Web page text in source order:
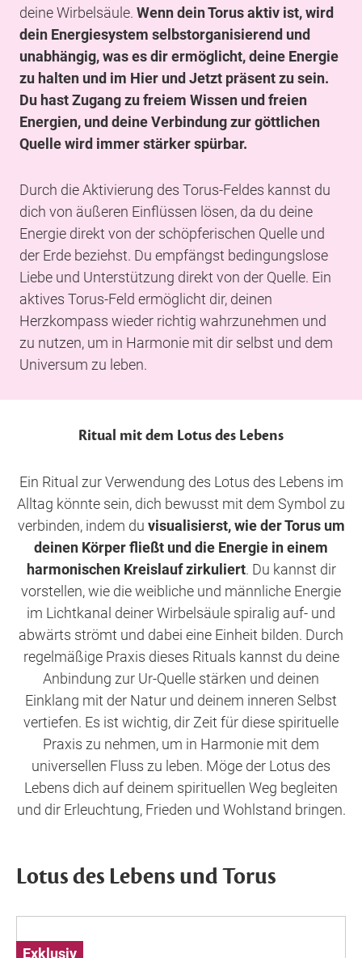
deine Wirbelsäule. Wenn dein Torus aktiv ist, wird
dein Energiesystem selbstorganisierend und
unabhängig, was es dir ermöglicht, deine Energie
zu halten und im Hier und Jetzt präsent zu sein.
Du hast Zugang zu freiem Wissen und freien
Energien, und deine Verbindung zur göttlichen
Quelle wird immer stärker spürbar.
Durch die Aktivierung des Torus-Feldes kannst du
dich von äußeren Einflüssen lösen, da du deine
Energie direkt von der schöpferischen Quelle und
der Erde beziehst. Du empfängst bedingungslose
Liebe und Unterstützung direkt von der Quelle. Ein
aktives Torus-Feld ermöglicht dir, deinen
Herzkompass wieder richtig wahrzunehmen und
zu nutzen, um in Harmonie mit dir selbst und dem
Universum zu leben.
Ritual mit dem Lotus des Lebens
Ein Ritual zur Verwendung des Lotus des Lebens im
Alltag könnte sein, dich bewusst mit dem Symbol zu
verbinden, indem du visualisierst, wie der Torus um
deinen Körper fließt und die Energie in einem
harmonischen Kreislauf zirkuliert. Du kannst dir
vorstellen, wie die weibliche und männliche Energie
im Lichtkanal deiner Wirbelsäule spiralig auf- und
abwärts strömt und dabei eine Einheit bilden. Durch
regelmäßige Praxis dieses Rituals kannst du deine
Anbindung zur Ur-Quelle stärken und deinen
Einklang mit der Natur und deinem inneren Selbst
vertiefen. Es ist wichtig, dir Zeit für diese spirituelle
Praxis zu nehmen, um in Harmonie mit dem
universellen Fluss zu leben. Möge der Lotus des
Lebens dich auf deinem spirituellen Weg begleiten
und dir Erleuchtung, Frieden und Wohlstand bringen.
Lotus des Lebens und Torus
Exklusiv